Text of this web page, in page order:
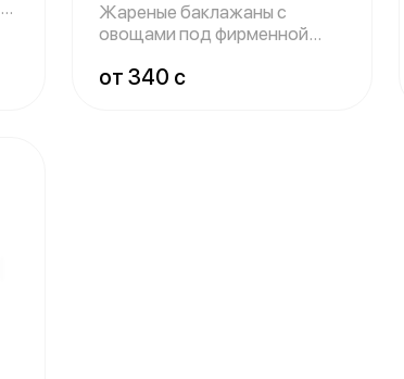
Жареные баклажаны с
овощами под фирменной
от 340 c